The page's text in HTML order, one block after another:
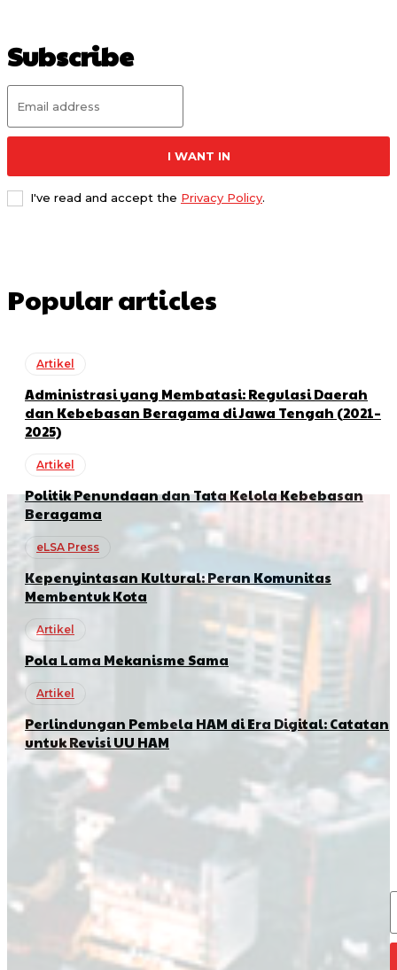
Subscribe
I WANT IN
I've read and accept the Privacy Policy.
Popular articles
Artikel
Administrasi yang Membatasi: Regulasi Daerah
dan Kebebasan Beragama di Jawa Tengah (2021–
2025)
Artikel
Politik Penundaan dan Tata Kelola Kebebasan
Beragama
eLSA Press
Kepenyintasan Kultural: Peran Komunitas
Membentuk Kota
Artikel
Pola Lama Mekanisme Sama
Artikel
Perlindungan Pembela HAM di Era Digital: Catatan
untuk Revisi UU HAM